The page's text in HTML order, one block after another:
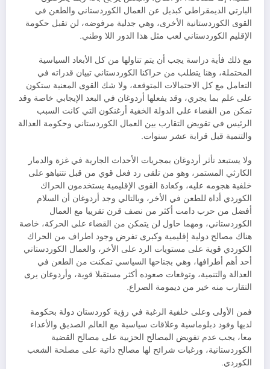
البارتي الديمقراطي كبديل عن العمال الكوردستاني والطعن في
القوى الكوردستانية الأخرى، وهي جدلية مرفوضه، لن تقبل حكومة
الإقليم الكوردستاني لعب مثل هذا الدور اللا وطني.
مع ذلك فأية دراسة يجب أن يتم تناولها من كل الأبعاد السياسية
المحتملة، وهنا يتطلب من حراكنا الكوردستاني تبيان قدراته في
التعامل مع كل الاحتمالات المتوقعة، ولا شك القوى المعنية ستكون
على علم بما يجري، وقد يفعلها أردوغان في البعد الإيجابي خاصة وقد
تمكن من القضاء على الدولة الخفية أرغنكون التي كانت السبب
الرئيس في تقويض التقارب بين العمال الكوردستاني وحكومة العدالة
والتنمية قبل قرابة عشر سنوات.
ولا يستبعد تأثر أردوغان بمجريات الأحداث الجارية في غزة والدمار
الكارثي المستمر، وهو من تلقى رد فعل قوي من قبل نتنياهو على
خلفية هجومه عليه، وكعادة القوى الإقليمية يستخدمون الحراك
الكوردي أداة للطعن في الأخر، وبالتالي وجد أردوغان أن السلام
أفضل من حرب دامت أكثر من نصف قرن تقريبا مع العمال
الكوردستاني، ومهما حاول لن يتمكن من القضاء على الحركة، خاصة
هناك مصالح دولية إقليمية وكبرى تفرض وجود اطراف من الحراك
الكوردي قوية على مستويات الرد على الأخر، والعمال الكوردستاني
أحد أهم أطرافها، وهي بجناحها السياسي تمكنت من الطعن في
العدالة والتنمية، وتوقعات صعوده أكثر مستقبلا قوية، وأردوغان يرى
التقارب منه خير من ديمومة الصراع.
فمن الأولى وعلى خلفية الرغبة في رؤية كوردستان دولة بحكومة
لديها وفود دبلوماسية وعلاقات سياسية مع العالم الصديق والأعداء
معا، يجب عدم تفويض المصالح الحزبية على مصالح القضية
الكوردستانية، ورغبات شرائح لها مصالح ذاتية على مصلحة الشعب
الكوردي.